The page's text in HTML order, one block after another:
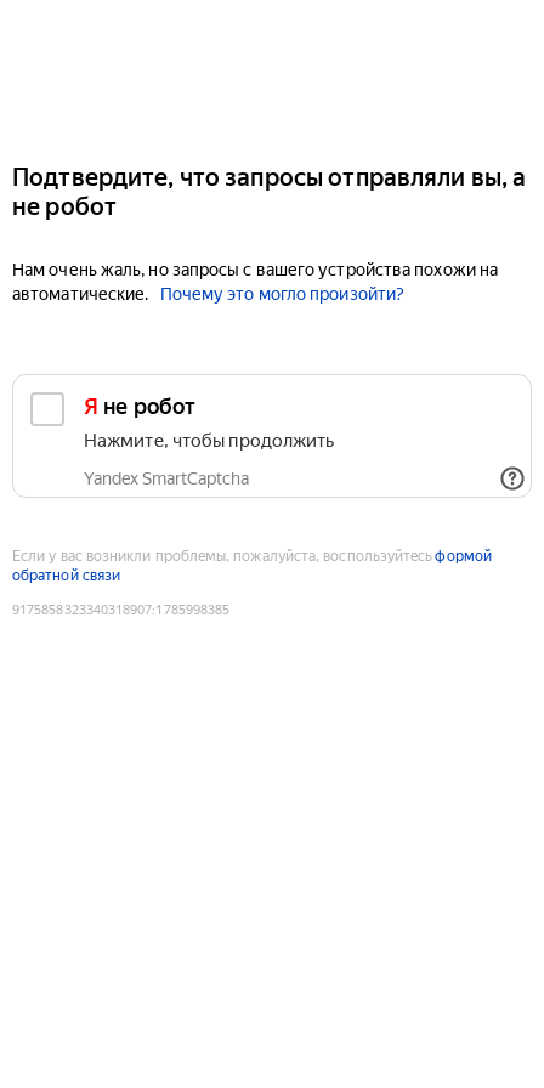
Подтвердите, что запросы отправляли вы, а
не робот
Нам очень жаль, но запросы с вашего устройства похожи на
автоматические.
Почему это могло произойти?
Я не робот
Нажмите, чтобы продолжить
Yandex SmartCaptcha
Если у вас возникли проблемы, пожалуйста, воспользуйтесьформой
обратной связи
9175858323340318907:1785998385